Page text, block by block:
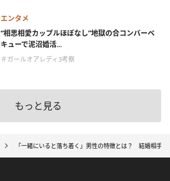
エンタメ
“相思相愛カップルほぼなし”地獄の合コンバーベ
キューで泥沼婚活...
＃ガールオアレディ3考察
もっと見る
「一緒にいると落ち着く」男性の特徴とは？ 結婚相手